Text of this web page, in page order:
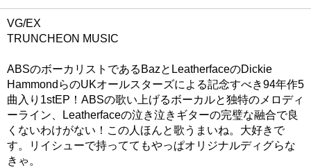
VG/EX
TRUNCHEON MUSIC
ABSのボーカリストであるBazとLeatherfaceのDickie
HammondらのUKオールスターズによる記念すべき94年作5
曲入り1stEP！ABSの歌い上げるボーカルと独特のメロディ
ーライン、Leatherfaceの泣き泣きギターの完璧な融合で良
くないわけがない！この人ほんと歌うまいね。大好きで
す。リイシューで持っててもやっぱオリジナルディグらな
きゃ。